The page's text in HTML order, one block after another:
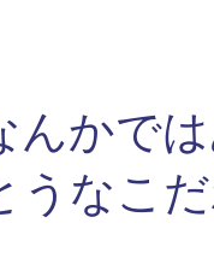
んかで
うなこ